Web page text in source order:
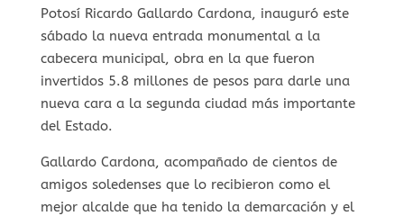
Potosí Ricardo Gallardo Cardona, inauguró este
sábado la nueva entrada monumental a la
cabecera municipal, obra en la que fueron
invertidos 5.8 millones de pesos para darle una
nueva cara a la segunda ciudad más importante
del Estado.
Gallardo Cardona, acompañado de cientos de
amigos soledenses que lo recibieron como el
mejor alcalde que ha tenido la demarcación y el